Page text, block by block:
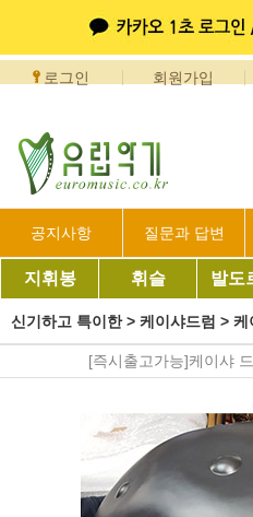
로그인 회원가입
공지사항 질문과 답변
지휘봉 휘슬 발도
신기하고 특이한> 케이샤드럼 > 케
[즉시출고가능]케이샤